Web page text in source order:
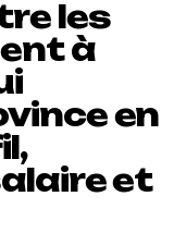
les
à
en
et